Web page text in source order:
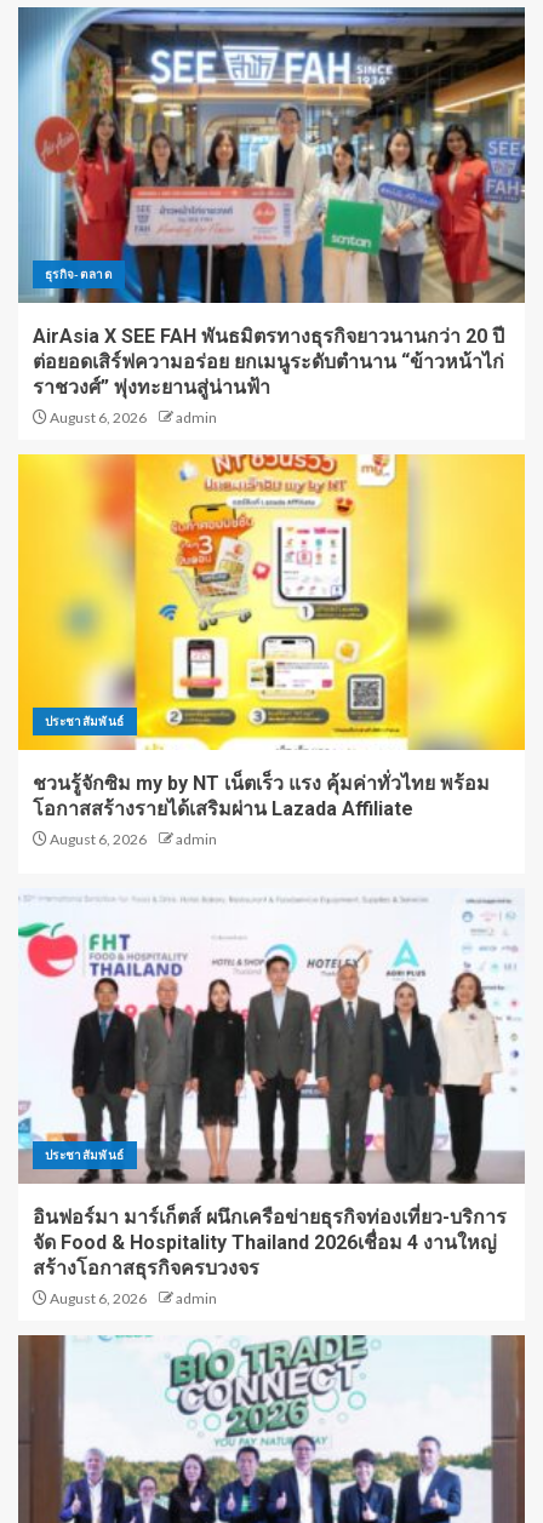
ธุรกิจ-ตลาด
AirAsia X SEE FAH พันธมิตรทางธุรกิจยาวนานกว่า 20 ปี
ต่อยอดเสิร์ฟความอร่อย ยกเมนูระดับตำนาน “ข้าวหน้าไก่
ราชวงศ์” พุ่งทะยานสู่น่านฟ้า
August 6, 2026 admin
ประชาสัมพันธ์
ชวนรู้จักซิม my by NT เน็ตเร็ว แรง คุ้มค่าทั่วไทย พร้อม
โอกาสสร้างรายได้เสริมผ่าน Lazada Affiliate
August 6, 2026 admin
ประชาสัมพันธ์
อินฟอร์มา มาร์เก็ตส์ ผนึกเครือข่ายธุรกิจท่องเที่ยว-บริการ
จัด Food & Hospitality Thailand 2026เชื่อม 4 งานใหญ่
สร้างโอกาสธุรกิจครบวงจร
August 6, 2026 admin